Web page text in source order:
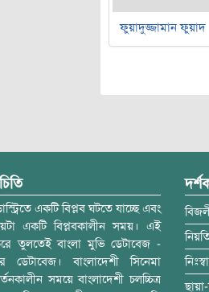
ফুয়াদুজ্জামান ফুয়াদ
একটি বিপ্লব ঘটতে যাচ্ছে এবং
একটি বিপ্লবকালীন সময়। এই
তুলতেই বাংলা মুভি ডেটাবেজ -
ডেটাবেজ। বাংলাদেশী সিনেমা
সময়ে বাংলাদেশী চলচ্চিত্র